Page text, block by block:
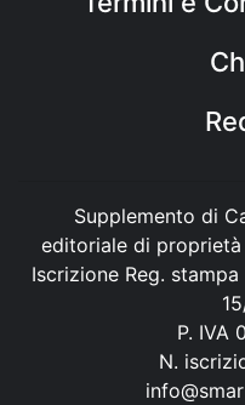
Supplemento di
editoriale di
Iscrizione Reg.
P. IVA
N.